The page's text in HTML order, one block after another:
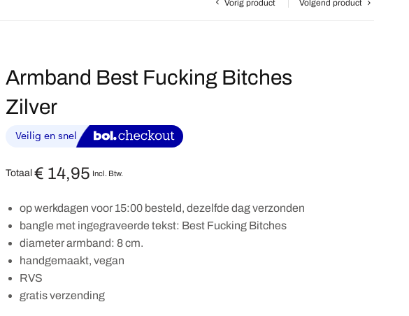
Vorig product Volgend product
Armband Best Fucking Bitches
Zilver
Totaal € 14,95 Incl. Btw.
op werkdagen voor 15:00 besteld, dezelfde dag verzonden
bangle met ingegraveerde tekst: Best Fucking Bitches
diameter armband: 8 cm.
handgemaakt, vegan
RVS
gratis verzending